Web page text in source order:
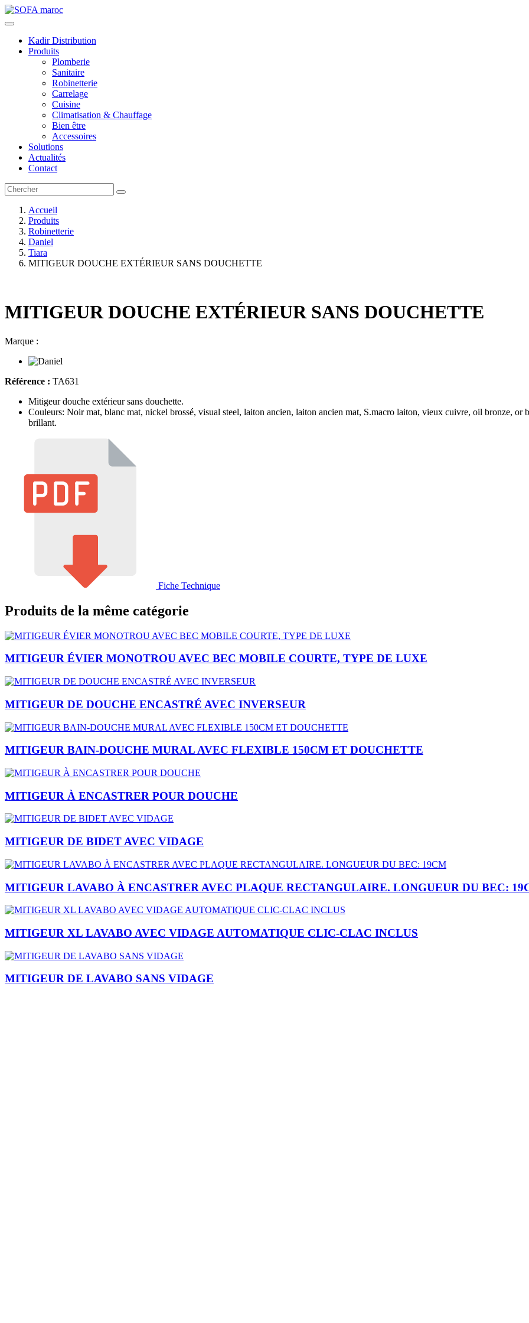
Kadir Distribution
Produits
Plomberie
Sanitaire
Robinetterie
Carrelage
Cuisine
Climatisation & Chauffage
Bien être
Accessoires
Solutions
Actualités
Contact
Accueil
Produits
Robinetterie
Daniel
Tiara
MITIGEUR DOUCHE EXTÉRIEUR SANS DOUCHETTE
MITIGEUR DOUCHE EXTÉRIEUR SANS DOUCHETTE
Marque :
Référence : TA631
Mitigeur douche extérieur sans douchette.
Couleurs: Noir mat, blanc mat, nickel brossé, visual steel, laiton ancien, laiton ancien mat, S.macro laiton, vieux cuivre, oil bronze,
brillant.
Fiche Technique
Produits de la même catégorie
MITIGEUR ÉVIER MONOTROU AVEC BEC MOBILE COURTE, TYPE DE LUXE
MITIGEUR DE DOUCHE ENCASTRÉ AVEC INVERSEUR
MITIGEUR BAIN-DOUCHE MURAL AVEC FLEXIBLE 150CM ET DOUCHETTE
MITIGEUR À ENCASTRER POUR DOUCHE
MITIGEUR DE BIDET AVEC VIDAGE
MITIGEUR LAVABO À ENCASTRER AVEC PLAQUE RECTANGULAIRE. LONGUEUR DU BEC:
MITIGEUR XL LAVABO AVEC VIDAGE AUTOMATIQUE CLIC-CLAC INCLUS
MITIGEUR DE LAVABO SANS VIDAGE